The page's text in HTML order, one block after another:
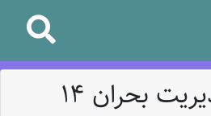
روند سلبی مدیریت بحران 14